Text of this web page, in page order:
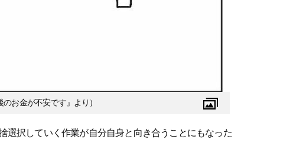
お金が不安です』より）
選択していく作業が自分自身と向き合うことにもなった